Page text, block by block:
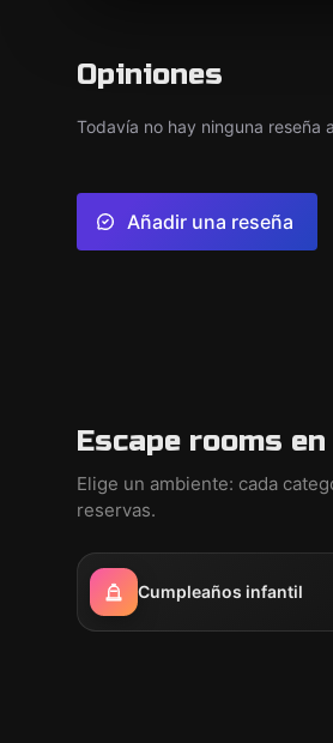
Opiniones
Todavía no hay ninguna reseña
Añadir una reseña
Escape rooms
Elige un ambiente: cada
reservas.
Cumpleaños infantil